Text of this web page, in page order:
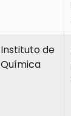
Instituto de
Química